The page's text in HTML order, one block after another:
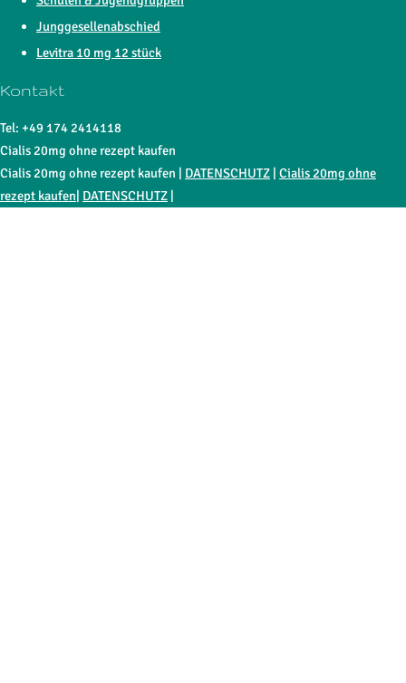
Junggesellenabschied
Levitra 10 mg 12 stück
Kontakt
Tel: +49 174 2414118
Cialis 20mg ohne rezept kaufen
Cialis 20mg ohne rezept kaufen | DATENSCHUTZ | Cialis 20mg ohne
rezept kaufen| DATENSCHUTZ |